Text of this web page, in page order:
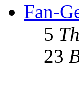
Fan-
5
23